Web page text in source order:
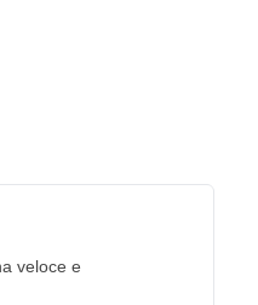
veloce e